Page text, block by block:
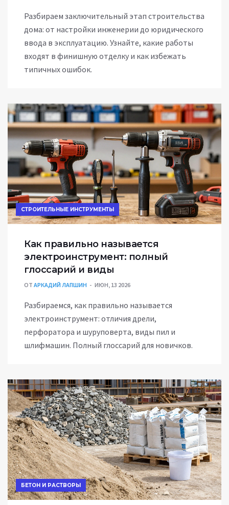
Разбираем заключительный этап строительства
дома: от настройки инженерии до юридического
ввода в эксплуатацию. Узнайте, какие работы
входят в финишную отделку и как избежать
типичных ошибок.
СТРОИТЕЛЬНЫЕ ИНСТРУМЕНТЫ
Как правильно называется
электроинструмент: полный
глоссарий и виды
ОТ АРКАДИЙ ЛАПШИН ИЮН, 13 2026
Разбираемся, как правильно называется
электроинструмент: отличия дрели,
перфоратора и шуруповерта, виды пил и
шлифмашин. Полный глоссарий для новичков.
БЕТОН И РАСТВОРЫ